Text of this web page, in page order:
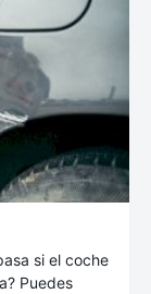
si el coche
Puedes